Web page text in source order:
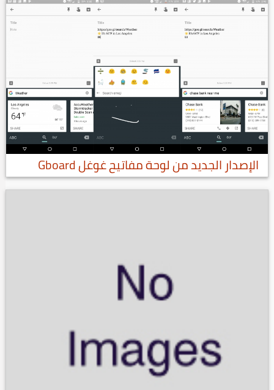
الإصدار الجديد من لوحة مفاتيح غوغل Gboard